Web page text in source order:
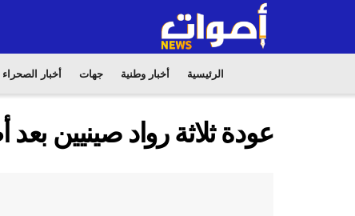
الرئيسية أخبار وطنية جهات أخبار الصحراء
عودة ثلاثة رواد صينيين